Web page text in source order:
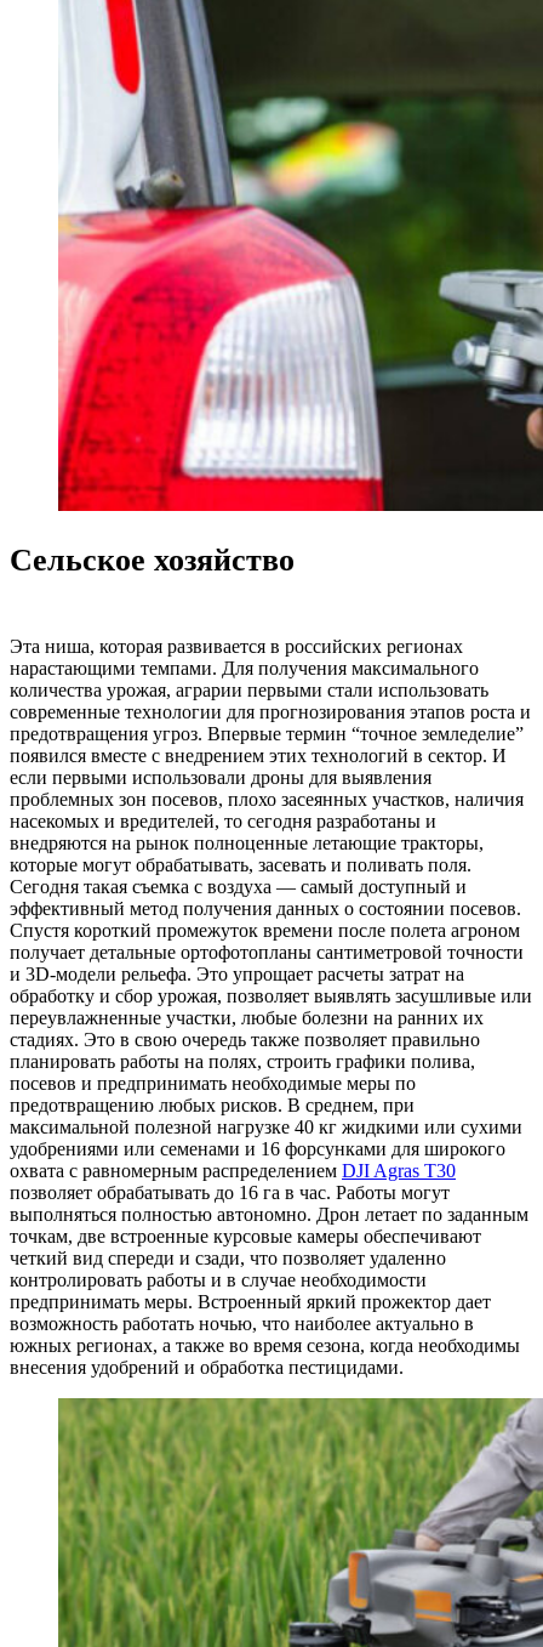
Сельское хозяйство
Эта ниша, которая развивается в российских регионах
нарастающими темпами. Для получения максимального
количества урожая, аграрии первыми стали использовать
современные технологии для прогнозирования этапов роста и
предотвращения угроз. Впервые термин “точное земледелие”
появился вместе с внедрением этих технологий в сектор. И
если первыми использовали дроны для выявления
проблемных зон посевов, плохо засеянных участков, наличия
насекомых и вредителей, то сегодня разработаны и
внедряются на рынок полноценные летающие тракторы,
которые могут обрабатывать, засевать и поливать поля.
Сегодня такая съемка с воздуха — самый доступный и
эффективный метод получения данных о состоянии посевов.
Спустя короткий промежуток времени после полета агроном
получает детальные ортофотопланы сантиметровой точности
и 3D-модели рельефа. Это упрощает расчеты затрат на
обработку и сбор урожая, позволяет выявлять засушливые или
переувлажненные участки, любые болезни на ранних их
стадиях. Это в свою очередь также позволяет правильно
планировать работы на полях, строить графики полива,
посевов и предпринимать необходимые меры по
предотвращению любых рисков. В среднем, при
максимальной полезной нагрузке 40 кг жидкими или сухими
удобрениями или семенами и 16 форсунками для широкого
охвата с равномерным распределением DJI Agras T30
позволяет обрабатывать до 16 га в час. Работы могут
выполняться полностью автономно. Дрон летает по заданным
точкам, две встроенные курсовые камеры обеспечивают
четкий вид спереди и сзади, что позволяет удаленно
контролировать работы и в случае необходимости
предпринимать меры. Встроенный яркий прожектор дает
возможность работать ночью, что наиболее актуально в
южных регионах, а также во время сезона, когда необходимы
внесения удобрений и обработка пестицидами.